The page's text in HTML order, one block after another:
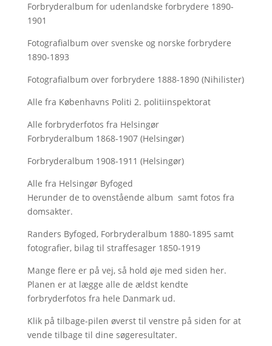
Forbryderalbum for udenlandske forbrydere 1890-
1901
Fotografialbum over svenske og norske forbrydere
1890-1893
Fotografialbum over forbrydere 1888-1890 (Nihilister)
Alle fra Københavns Politi 2. politiinspektorat
Alle forbryderfotos fra Helsingør
Forbryderalbum 1868-1907 (Helsingør)
Forbryderalbum 1908-1911 (Helsingør)
Alle fra Helsingør Byfoged
Herunder de to ovenstående album samt fotos fra
domsakter.
Randers Byfoged, Forbryderalbum 1880-1895 samt
fotografier, bilag til straffesager 1850-1919
Mange flere er på vej, så hold øje med siden her.
Planen er at lægge alle de ældst kendte
forbryderfotos fra hele Danmark ud.
Klik på tilbage-pilen øverst til venstre på siden for at
vende tilbage til dine søgeresultater.